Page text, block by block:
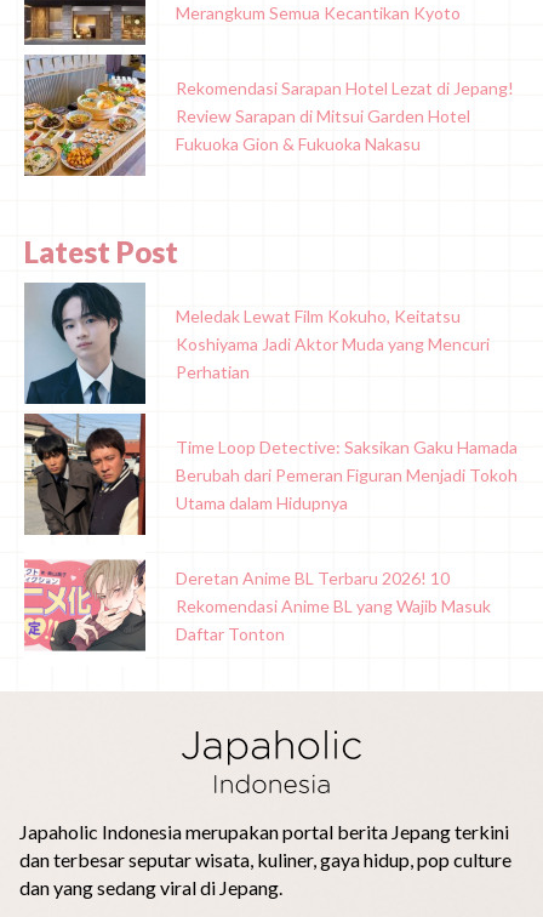
Merangkum Semua Kecantikan Kyoto
Rekomendasi Sarapan Hotel Lezat di Jepang!
Review Sarapan di Mitsui Garden Hotel
Fukuoka Gion & Fukuoka Nakasu
Latest Post
Meledak Lewat Film Kokuho, Keitatsu
Koshiyama Jadi Aktor Muda yang Mencuri
Perhatian
Time Loop Detective: Saksikan Gaku Hamada
Berubah dari Pemeran Figuran Menjadi Tokoh
Utama dalam Hidupnya
Deretan Anime BL Terbaru 2026! 10
Rekomendasi Anime BL yang Wajib Masuk
Daftar Tonton
Japaholic Indonesia merupakan portal berita Jepang terkini
dan terbesar seputar wisata, kuliner, gaya hidup, pop culture
dan yang sedang viral di Jepang.